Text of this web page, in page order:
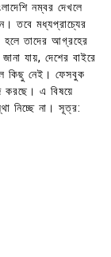
নম্বর দেখলে
তবে মধ্যপ্রাচ্যের
হলে তাদের আগ্রহের
যায়, দেশের বাইরে
কিছু নেই। ফেসবুক
করছে। এ বিষয়ে
নিচ্ছে না। সূত্র: